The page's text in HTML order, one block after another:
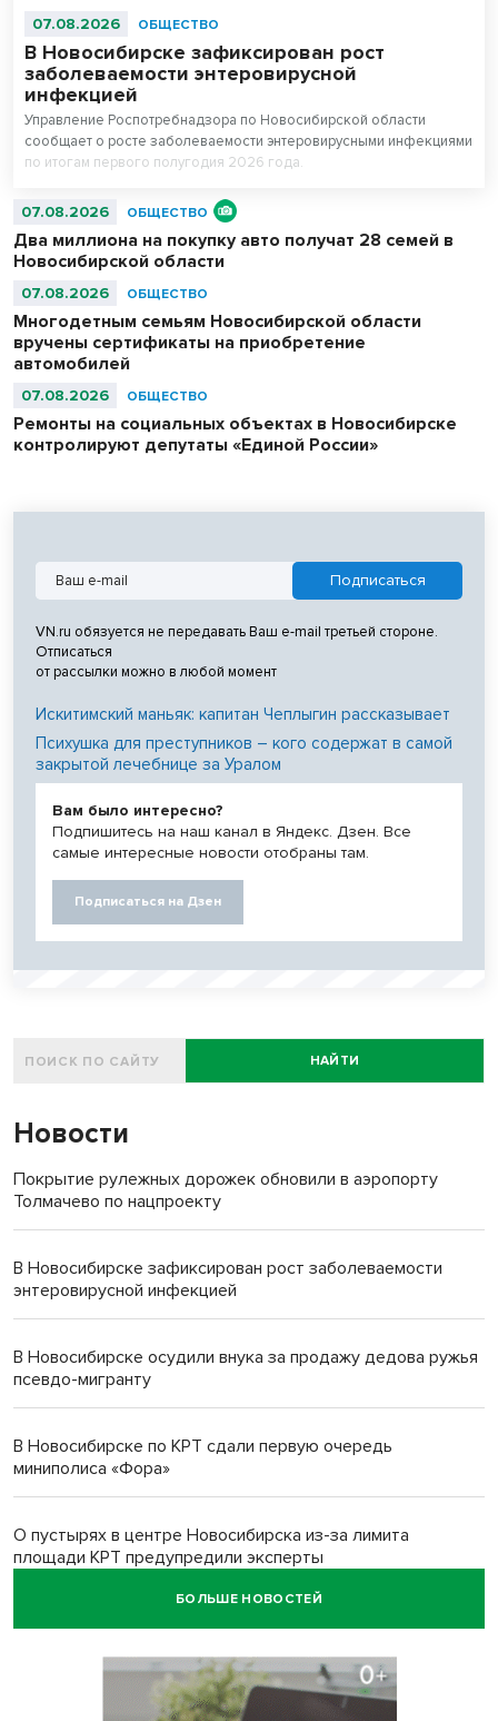
07.08.2026 ОБЩЕСТВО
В Новосибирске зафиксирован рост
заболеваемости энтеровирусной
инфекцией
Управление Роспотребнадзора по Новосибирской области
сообщает о росте заболеваемости энтеровирусными инфекциями
по итогам первого полугодия 2026 года.
07.08.2026 ОБЩЕСТВО
Два миллиона на покупку авто получат 28 семей в
Новосибирской области
07.08.2026 ОБЩЕСТВО
Многодетным семьям Новосибирской области
вручены сертификаты на приобретение
автомобилей
07.08.2026 ОБЩЕСТВО
Ремонты на социальных объектах в Новосибирске
контролируют депутаты «Единой России»
VN.ru обязуется не передавать Ваш e-mail третьей стороне.
Отписаться
от рассылки можно в любой момент
Искитимский маньяк: капитан Чеплыгин рассказывает
Психушка для преступников – кого содержат в самой
закрытой лечебнице за Уралом
Вам было интересно?
Подпишитесь на наш канал в Яндекс. Дзен. Все
самые интересные новости отобраны там.
Подписаться на Дзен
НАЙТИ
Новости
Покрытие рулежных дорожек обновили в аэропорту
Толмачево по нацпроекту
В Новосибирске зафиксирован рост заболеваемости
энтеровирусной инфекцией
В Новосибирске осудили внука за продажу дедова ружья
псевдо-мигранту
В Новосибирске по КРТ сдали первую очередь
миниполиса «Фора»
О пустырях в центре Новосибирска из-за лимита
площади КРТ предупредили эксперты
Начался настоящий сезон: новосибирцы ведрами
Под Новосибирском водитель авто выжил в
БОЛЬШЕ НОВОСТЕЙ